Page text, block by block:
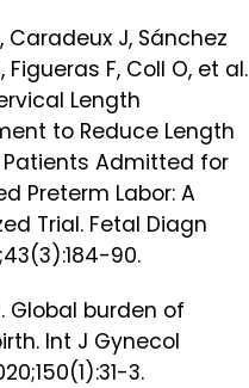
Caradeux J, Sánchez
Figueras F, Coll O, et al.
Length
to Reduce Length
Patients Admitted for
Preterm Labor: A
Trial. Fetal Diagn
90.
Global burden of
Int J Gynecol
3.